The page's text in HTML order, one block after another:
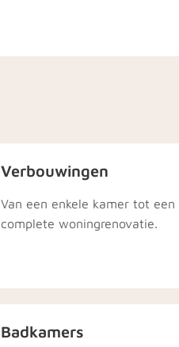
Verbouwingen
Van een enkele kamer tot een
complete woningrenovatie.
Badkamers